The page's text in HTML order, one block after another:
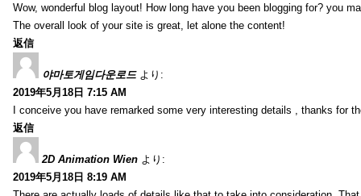
Wow, wonderful blog layout! How long have you been blogging for? you
The overall look of your site is great, let alone the content!
返信
야마토게임다운로드 より:
2019年5月18日 7:15 AM
I conceive you have remarked some very interesting details , thanks for
返信
2D Animation Wien より:
2019年5月18日 8:19 AM